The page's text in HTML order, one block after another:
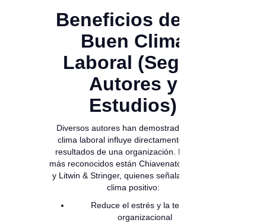
Beneficios de un
Buen Clima
Laboral (Según
Autores y
Estudios)
Diversos autores han demostrado que el
clima laboral influye directamente en los
resultados de una organización. Entre los
más reconocidos están Chiavenato, Robbins
y Litwin & Stringer, quienes señalan que un
clima positivo:
Reduce el estrés y la tensión
organizacional